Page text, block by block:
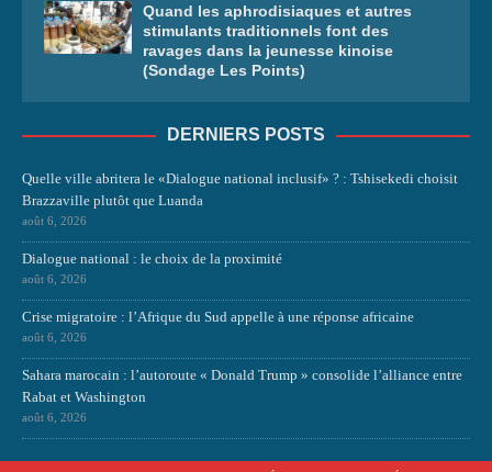
Quand les aphrodisiaques et autres
stimulants traditionnels font des
ravages dans la jeunesse kinoise
(Sondage Les Points)
DERNIERS POSTS
Quelle ville abritera le «Dialogue national inclusif» ? : Tshisekedi choisit
Brazzaville plutôt que Luanda
août 6, 2026
Dialogue national : le choix de la proximité
août 6, 2026
Crise migratoire : l’Afrique du Sud appelle à une réponse africaine
août 6, 2026
Sahara marocain : l’autoroute « Donald Trump » consolide l’alliance entre
Rabat et Washington
août 6, 2026